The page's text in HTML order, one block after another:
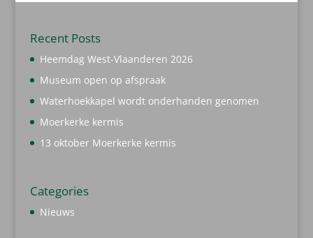
Recent Posts
Heemdag West-Vlaanderen 2026
Museum open op afspraak
Waterhoekkapel wordt onderhanden genomen
Moerkerke kermis
13 oktober Moerkerke kermis
Categories
Nieuws